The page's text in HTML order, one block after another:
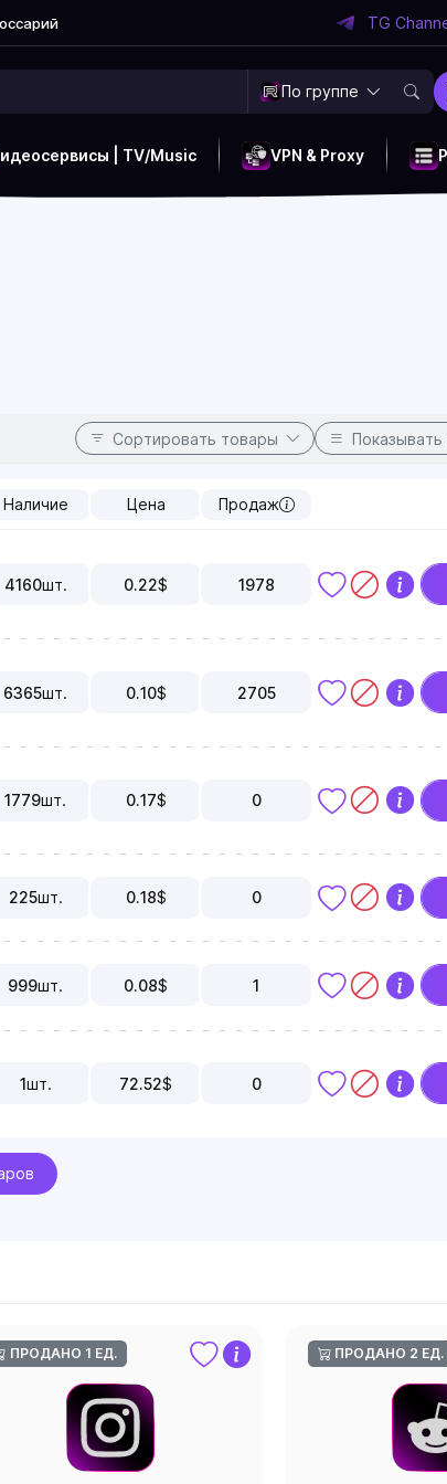
TG
По группе
| TV/Music VPN & Proxy
Сортировать товары Показывать
Наличие Цена Продаж
4160шт. 0.22$ 1978
6365шт. 0.10$ 2705
1779шт. 0.17$ 0
225шт. 0.18$ 0
999шт. 0.08$ 1
1шт. 72.52$ 0
ПРОДАНО 1 ЕД. ПРОДАНО 2 ЕД.